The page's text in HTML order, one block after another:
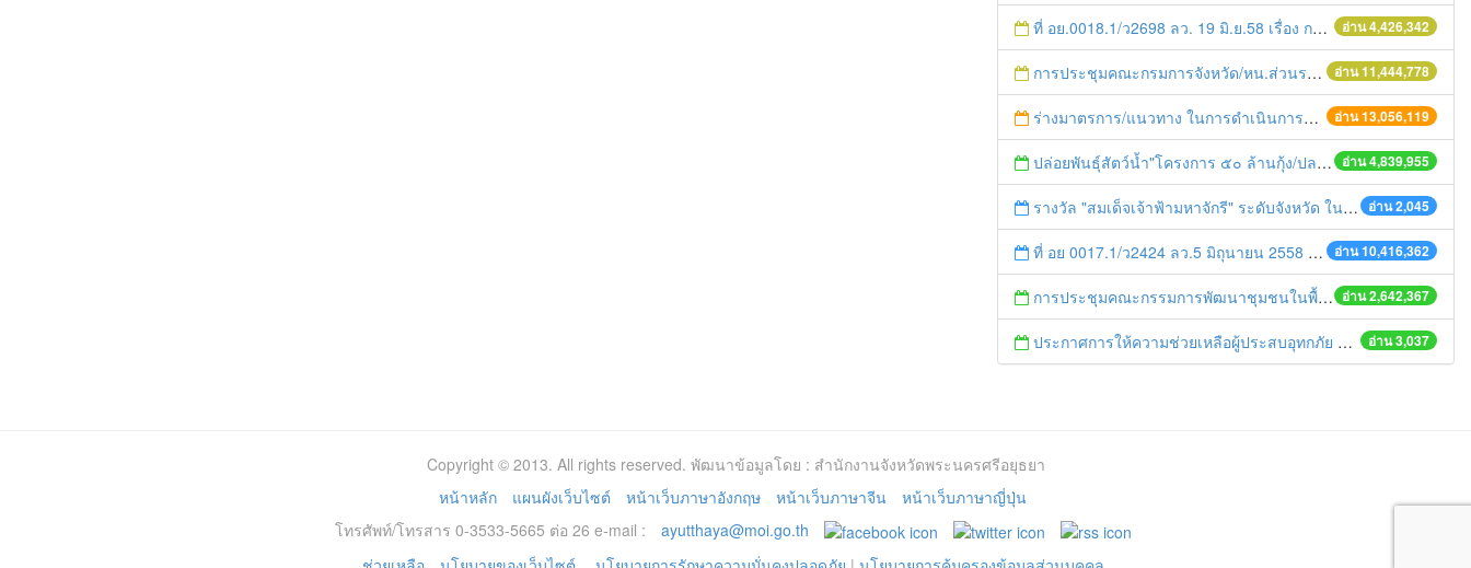
อ่าน 4,426,342
ที่ อย.0018.1/ว2698 ลว. 19 มิ.ย.58 เรื่อง การแก้ไขปัญหาหนี้สินให้แก่เกษตรกร
อ่าน 11,444,778
การประชุมคณะกรมการจังหวัด/หน.ส่วนราชการประจำเดือน มิถุนายน 2558
อ่าน 13,056,119
ร่างมาตรการ/แนวทาง ในการดำเนินการประกอบการตรวจราชการแบบบูรณาการ
อ่าน 4,839,955
ปล่อยพันธุ์สัตว์น้ำ"โครงการ ๕๐ ล้านกุ้ง/ปลา ฟื้นชีวิตใหม่ให้เจ้าพระยา
อ่าน 2,045
รางวัล "สมเด็จเจ้าฟ้ามหาจักรี" ระดับจังหวัด ในนามรางวัล "ครูดีศรีศิษย์"
อ่าน 10,416,362
ที่ อย 0017.1/ว2424 ลว.5 มิถุนายน 2558 เรื่อง แจ้งกำหนดตรวจประเมินและให้คะแนนหน่วยงานที่สมัครเข้าร่วมโครงการพัฒนาหน่วยงานต้นแบบในการจัดตั้งศูนย์ข้อมูลข่าวสารของราชการฯ ประจำปีงบประมาณ พ.ศ. 2558
อ่าน 2,642,367
การประชุมคณะกรรมการพัฒนาชุมชนในพื้นที่รอบโรงไฟฟ้า (คพรฟ.) ครั้งที่ 2/2558 กองทุนพัฒนาไฟฟ้าบริษัท โรจนะเพาเวอร์ จำกัด
อ่าน 3,037
ประกาศการให้ความช่วยเหลือผู้ประสบอุทกภัย ปี 2556
Copyright © 2013. All rights reserved. พัฒนาข้อมูลโดย : สำนักงานจังหวัดพระนครศรีอยุธยา
หน้าหลัก
แผนผังเว็บไซต์ หน้าเว็บภาษาอังกฤษ หน้าเว็บภาษาจีน
หน้าเว็บภาษาญี่ปุ่น
โทรศัพท์/โทรสาร 0-3533-5665 ต่อ 26 e-mail :
ayutthaya@moi.go.th